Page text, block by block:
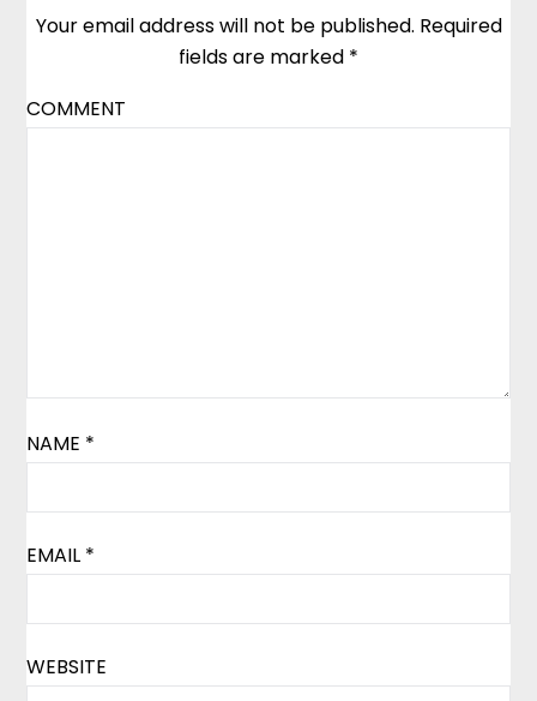
Your email address will not be published. Required
fields are marked *
COMMENT
NAME *
EMAIL *
WEBSITE